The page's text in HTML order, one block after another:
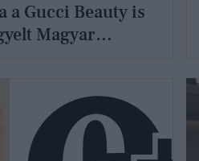
a Gucci Beauty is
Magyar